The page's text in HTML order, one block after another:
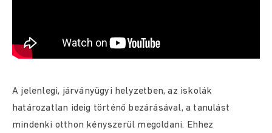
A jelenlegi, járványügyi helyzetben, az iskolák
határozatlan ideig történő bezárásával, a tanulást
mindenki otthon kényszerül megoldani. Ehhez